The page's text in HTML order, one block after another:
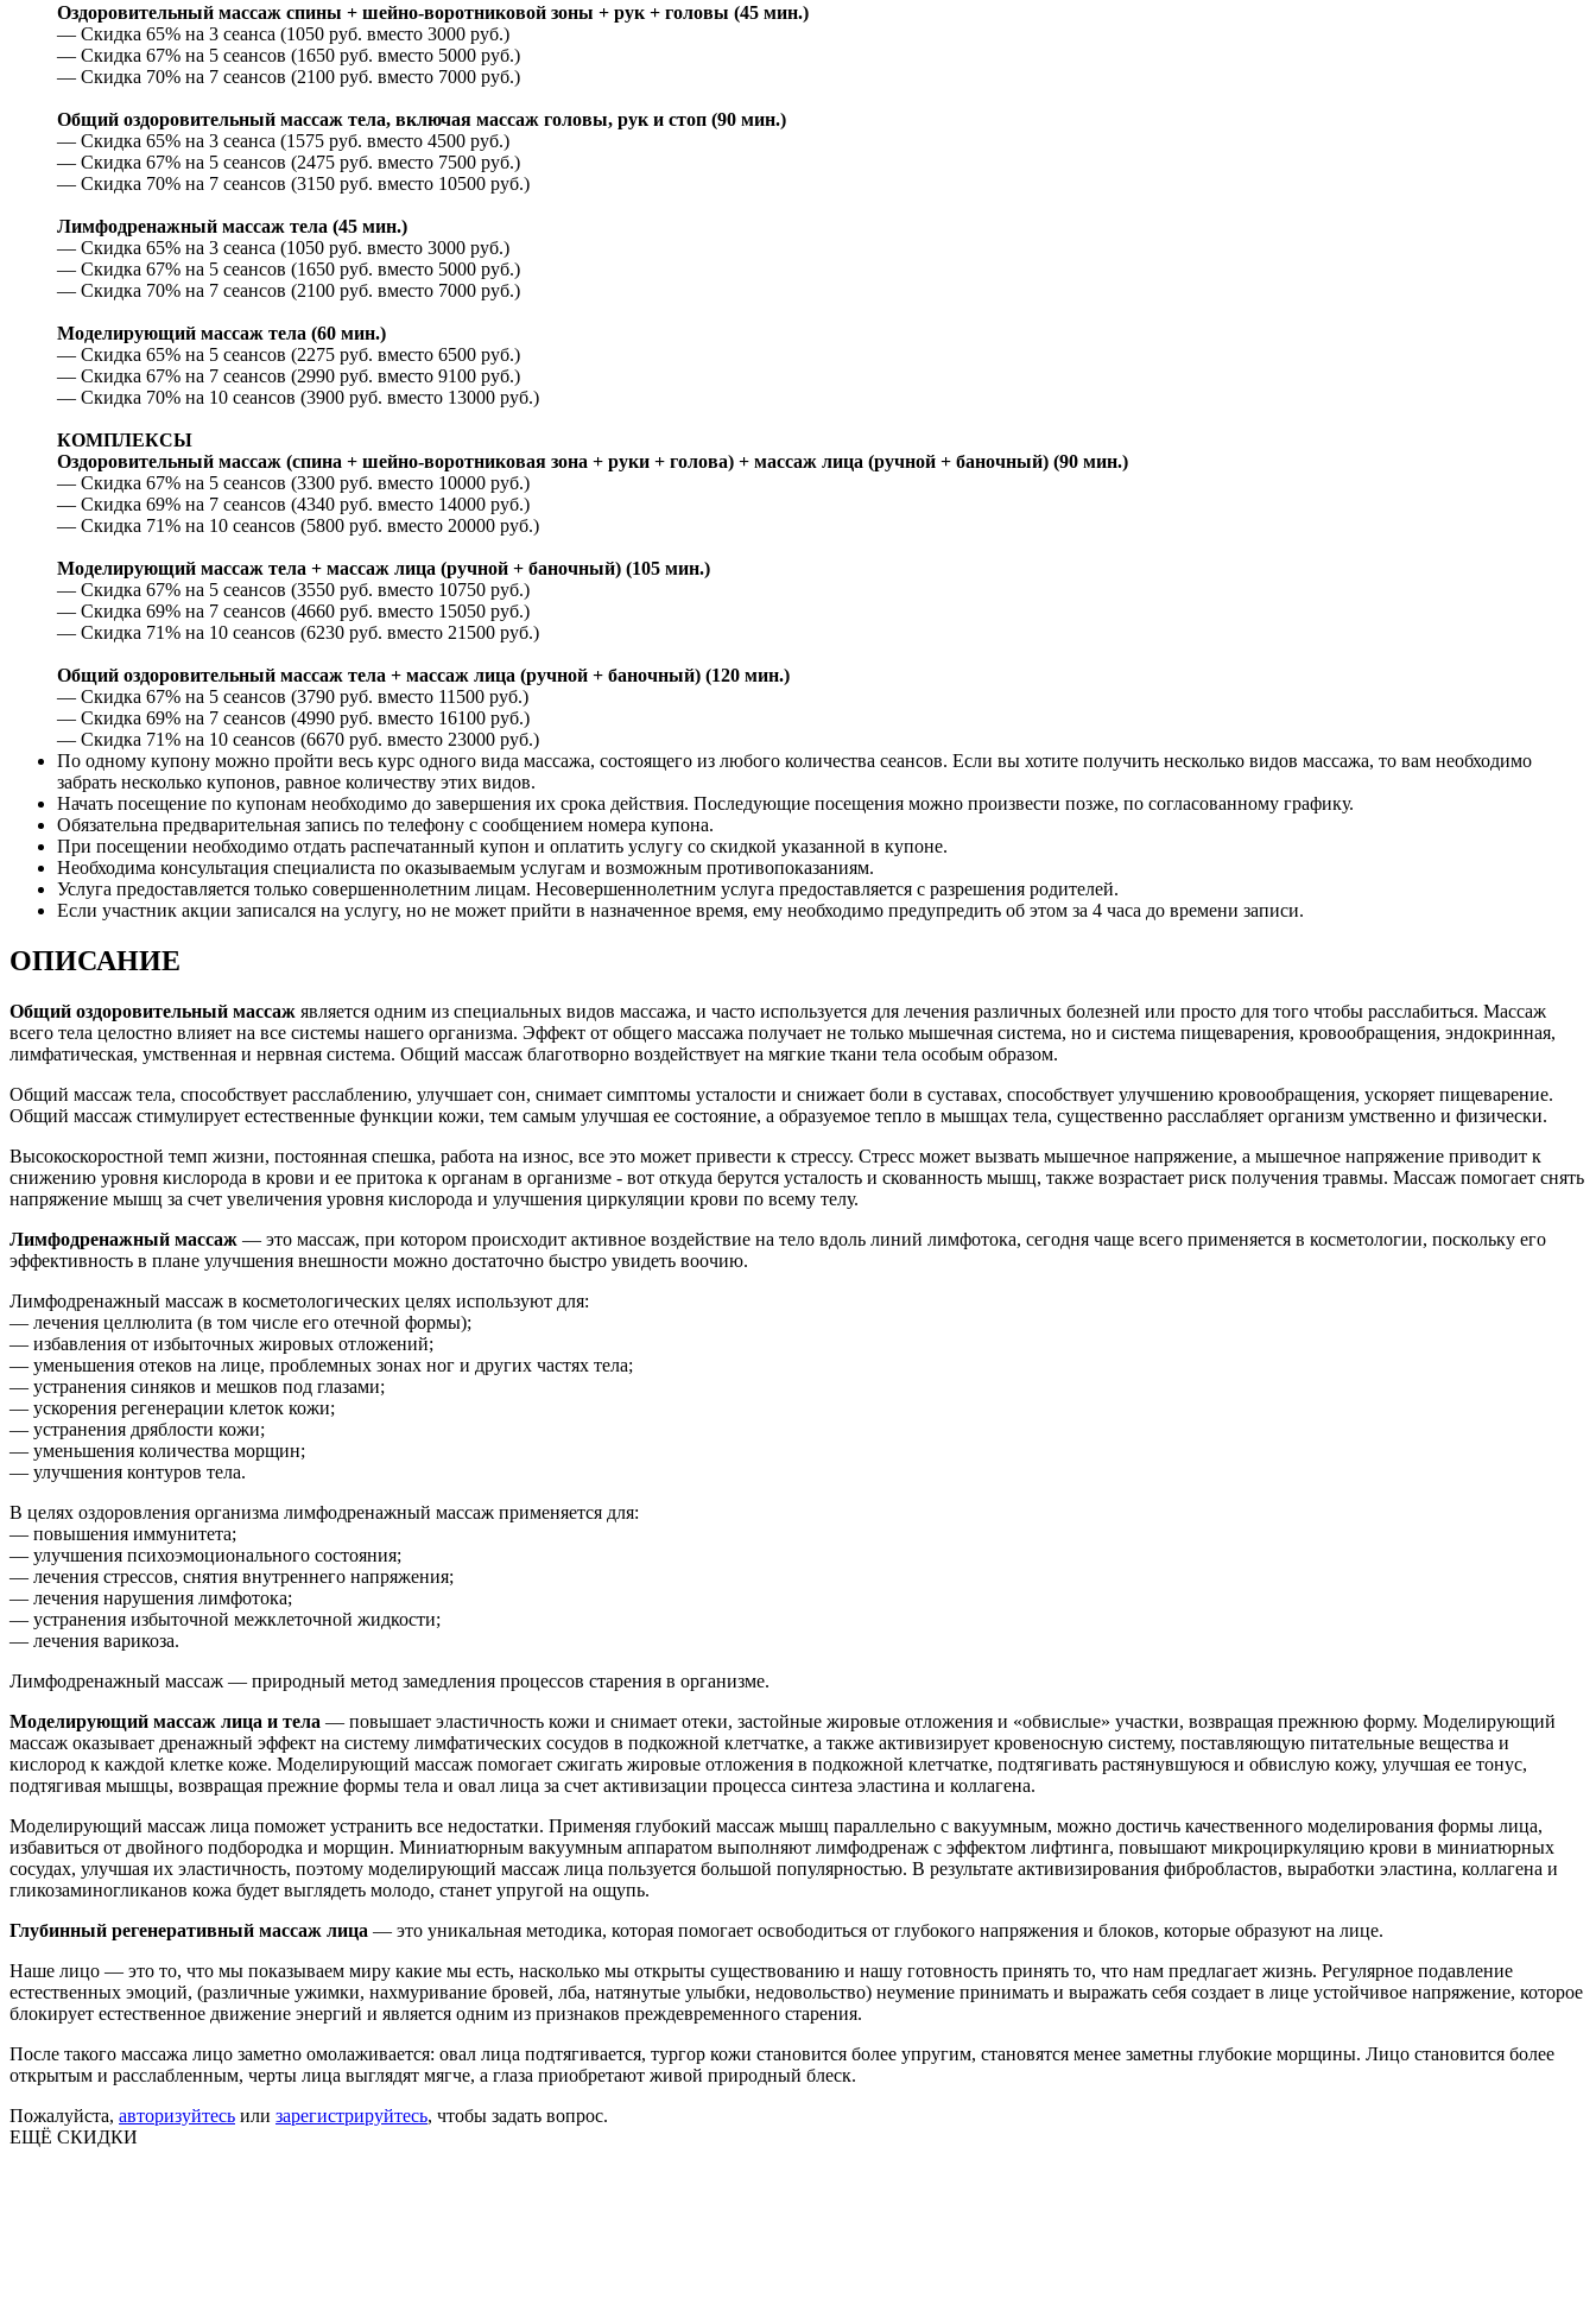
Оздоровительный массаж спины + шейно-воротниковой зоны + рук + головы (45 мин.)
— Скидка 65% на 3 сеанса (1050 руб. вместо 3000 руб.)
— Скидка 67% на 5 сеансов (1650 руб. вместо 5000 руб.)
— Скидка 70% на 7 сеансов (2100 руб. вместо 7000 руб.)
Общий оздоровительный массаж тела, включая массаж головы, рук и стоп (90 мин.)
— Скидка 65% на 3 сеанса (1575 руб. вместо 4500 руб.)
— Скидка 67% на 5 сеансов (2475 руб. вместо 7500 руб.)
— Скидка 70% на 7 сеансов (3150 руб. вместо 10500 руб.)
Лимфодренажный массаж тела (45 мин.)
— Скидка 65% на 3 сеанса (1050 руб. вместо 3000 руб.)
— Скидка 67% на 5 сеансов (1650 руб. вместо 5000 руб.)
— Скидка 70% на 7 сеансов (2100 руб. вместо 7000 руб.)
Моделирующий массаж тела (60 мин.)
— Скидка 65% на 5 сеансов (2275 руб. вместо 6500 руб.)
— Скидка 67% на 7 сеансов (2990 руб. вместо 9100 руб.)
— Скидка 70% на 10 сеансов (3900 руб. вместо 13000 руб.)
КОМПЛЕКСЫ
Оздоровительный массаж (спина + шейно-воротниковая зона + руки + голова) + массаж лица (ручной + баночный) (90 мин.)
— Скидка 67% на 5 сеансов (3300 руб. вместо 10000 руб.)
— Скидка 69% на 7 сеансов (4340 руб. вместо 14000 руб.)
— Скидка 71% на 10 сеансов (5800 руб. вместо 20000 руб.)
Моделирующий массаж тела + массаж лица (ручной + баночный) (105 мин.)
— Скидка 67% на 5 сеансов (3550 руб. вместо 10750 руб.)
— Скидка 69% на 7 сеансов (4660 руб. вместо 15050 руб.)
— Скидка 71% на 10 сеансов (6230 руб. вместо 21500 руб.)
Общий оздоровительный массаж тела + массаж лица (ручной + баночный) (120 мин.)
— Скидка 67% на 5 сеансов (3790 руб. вместо 11500 руб.)
— Скидка 69% на 7 сеансов (4990 руб. вместо 16100 руб.)
— Скидка 71% на 10 сеансов (6670 руб. вместо 23000 руб.)
По одному купону можно пройти весь курс одного вида массажа, состоящего из любого количества сеансов. Если вы хотите получить несколько видов массажа, то вам необходимо
забрать несколько купонов, равное количеству этих видов.
Начать посещение по купонам необходимо до завершения их срока действия. Последующие посещения можно произвести позже, по согласованному графику.
Обязательна предварительная запись по телефону с сообщением номера купона.
При посещении необходимо отдать распечатанный купон и оплатить услугу со скидкой указанной в купоне.
Необходима консультация специалиста по оказываемым услугам и возможным противопоказаниям.
Услуга предоставляется только совершеннолетним лицам. Несовершеннолетним услуга предоставляется с разрешения родителей.
Если участник акции записался на услугу, но не может прийти в назначенное время, ему необходимо предупредить об этом за 4 часа до времени записи.
ОПИСАНИЕ
Общий оздоровительный массаж является одним из специальных видов массажа, и часто используется для лечения различных болезней или просто для того чтобы расслабиться. Массаж
всего тела целостно влияет на все системы нашего организма. Эффект от общего массажа получает не только мышечная система, но и система пищеварения, кровообращения, эндокринная,
лимфатическая, умственная и нервная система. Общий массаж благотворно воздействует на мягкие ткани тела особым образом.
Общий массаж тела, способствует расслаблению, улучшает сон, снимает симптомы усталости и снижает боли в суставах, способствует улучшению кровообращения, ускоряет пищеварение.
Общий массаж стимулирует естественные функции кожи, тем самым улучшая ее состояние, а образуемое тепло в мышцах тела, существенно расслабляет организм умственно и физически.
Высокоскоростной темп жизни, постоянная спешка, работа на износ, все это может привести к стрессу. Стресс может вызвать мышечное напряжение, а мышечное напряжение приводит к
снижению уровня кислорода в крови и ее притока к органам в организме - вот откуда берутся усталость и скованность мышц, также возрастает риск получения травмы. Массаж помогает снять
напряжение мышц за счет увеличения уровня кислорода и улучшения циркуляции крови по всему телу.
Лимфодренажный массаж — это массаж, при котором происходит активное воздействие на тело вдоль линий лимфотока, сегодня чаще всего применяется в косметологии, поскольку его
эффективность в плане улучшения внешности можно достаточно быстро увидеть воочию.
Лимфодренажный массаж в косметологических целях используют для:
— лечения целлюлита (в том числе его отечной формы);
— избавления от избыточных жировых отложений;
— уменьшения отеков на лице, проблемных зонах ног и других частях тела;
— устранения синяков и мешков под глазами;
— ускорения регенерации клеток кожи;
— устранения дряблости кожи;
— уменьшения количества морщин;
— улучшения контуров тела.
В целях оздоровления организма лимфодренажный массаж применяется для:
— повышения иммунитета;
— улучшения психоэмоционального состояния;
— лечения стрессов, снятия внутреннего напряжения;
— лечения нарушения лимфотока;
— устранения избыточной межклеточной жидкости;
— лечения варикоза.
Лимфодренажный массаж — природный метод замедления процессов старения в организме.
Моделирующий массаж лица и тела — повышает эластичность кожи и снимает отеки, застойные жировые отложения и «обвислые» участки, возвращая прежнюю форму. Моделирующий
массаж оказывает дренажный эффект на систему лимфатических сосудов в подкожной клетчатке, а также активизирует кровеносную систему, поставляющую питательные вещества и
кислород к каждой клетке коже. Моделирующий массаж помогает сжигать жировые отложения в подкожной клетчатке, подтягивать растянувшуюся и обвислую кожу, улучшая ее тонус,
подтягивая мышцы, возвращая прежние формы тела и овал лица за счет активизации процесса синтеза эластина и коллагена.
Моделирующий массаж лица поможет устранить все недостатки. Применяя глубокий массаж мышц параллельно с вакуумным, можно достичь качественного моделирования формы лица,
избавиться от двойного подбородка и морщин. Миниатюрным вакуумным аппаратом выполняют лимфодренаж с эффектом лифтинга, повышают микроциркуляцию крови в миниатюрных
сосудах, улучшая их эластичность, поэтому моделирующий массаж лица пользуется большой популярностью. В результате активизирования фибробластов, выработки эластина, коллагена и
гликозаминогликанов кожа будет выглядеть молодо, станет упругой на ощупь.
Глубинный регенеративный массаж лица — это уникальная методика, которая помогает освободиться от глубокого напряжения и блоков, которые образуют на лице.
Наше лицо — это то, что мы показываем миру какие мы есть, насколько мы открыты существованию и нашу готовность принять то, что нам предлагает жизнь. Регулярное подавление
естественных эмоций, (различные ужимки, нахмуривание бровей, лба, натянутые улыбки, недовольство) неумение принимать и выражать себя создает в лице устойчивое напряжение, которое
блокирует естественное движение энергий и является одним из признаков преждевременного старения.
После такого массажа лицо заметно омолаживается: овал лица подтягивается, тургор кожи становится более упругим, становятся менее заметны глубокие морщины. Лицо становится более
открытым и расслабленным, черты лица выглядят мягче, а глаза приобретают живой природный блеск.
Пожалуйста, авторизуйтесь или зарегистрируйтесь, чтобы задать вопрос.
ЕЩЁ СКИДКИ